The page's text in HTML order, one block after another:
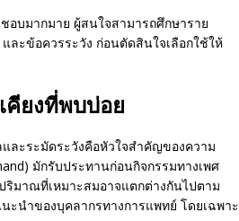
บมากมาย ผู้สนใจสามารถศึกษาราย
ละข้อควรระวัง ก่อนตัดสินใจเลือกใช้ให้
คียงที่พบบ่อย
ละระมัดระวังคือหัวใจสำคัญของความ
มักรับประทานก่อนกิจกรรมทางเพศ
มาณที่เหมาะสมอาจแตกต่างกันไปตาม
ะนำของบุคลากรทางการแพทย์ โดยเฉพาะ